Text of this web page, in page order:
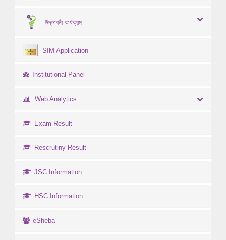
উদ্ভাবনী কার্যক্রম
SIM Application
Institutional Panel
Web Analytics
Exam Result
Rescrutiny Result
JSC Information
HSC Information
eSheba